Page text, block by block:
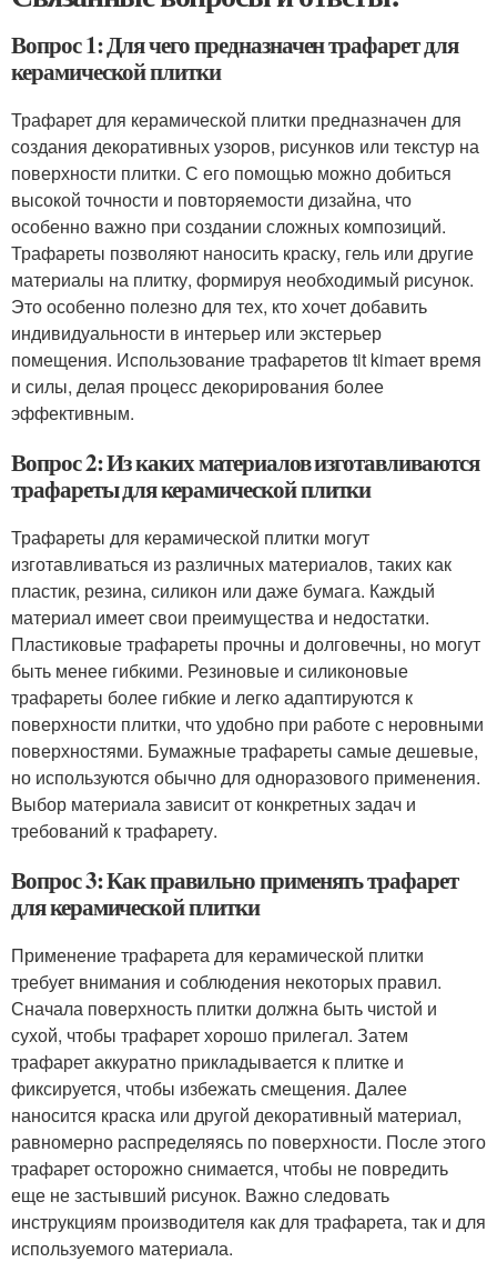
Вопрос 1: Для чего предназначен трафарет для
керамической плитки
Трафарет для керамической плитки предназначен для
создания декоративных узоров, рисунков или текстур на
поверхности плитки. С его помощью можно добиться
высокой точности и повторяемости дизайна, что
особенно важно при создании сложных композиций.
Трафареты позволяют наносить краску, гель или другие
материалы на плитку, формируя необходимый рисунок.
Это особенно полезно для тех, кто хочет добавить
индивидуальности в интерьер или экстерьер
помещения. Использование трафаретов tit kimает время
и силы, делая процесс декорирования более
эффективным.
Вопрос 2: Из каких материалов изготавливаются
трафареты для керамической плитки
Трафареты для керамической плитки могут
изготавливаться из различных материалов, таких как
пластик, резина, силикон или даже бумага. Каждый
материал имеет свои преимущества и недостатки.
Пластиковые трафареты прочны и долговечны, но могут
быть менее гибкими. Резиновые и силиконовые
трафареты более гибкие и легко адаптируются к
поверхности плитки, что удобно при работе с неровными
поверхностями. Бумажные трафареты самые дешевые,
но используются обычно для одноразового применения.
Выбор материала зависит от конкретных задач и
требований к трафарету.
Вопрос 3: Как правильно применять трафарет
для керамической плитки
Применение трафарета для керамической плитки
требует внимания и соблюдения некоторых правил.
Сначала поверхность плитки должна быть чистой и
сухой, чтобы трафарет хорошо прилегал. Затем
трафарет аккуратно прикладывается к плитке и
фиксируется, чтобы избежать смещения. Далее
наносится краска или другой декоративный материал,
равномерно распределяясь по поверхности. После этого
трафарет осторожно снимается, чтобы не повредить
еще не застывший рисунок. Важно следовать
инструкциям производителя как для трафарета, так и для
используемого материала.